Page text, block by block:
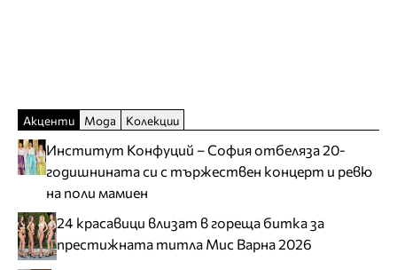
Акценти Мода Колекции
Институт Конфуций – София отбеляза 20-
годишнината си с тържествен концерт и ревю
на поли мамиен
24 красавици влизат в гореща битка за
престижната титла Мис Варна 2026